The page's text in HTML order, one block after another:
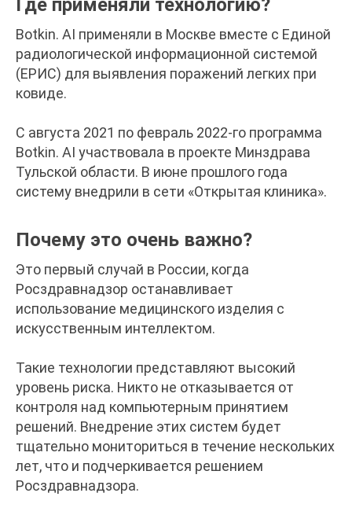
Где применяли технологию?
Botkin. AI применяли в Москве вместе с Единой
радиологической информационной системой
(ЕРИС) для выявления поражений легких при
ковиде.
С августа 2021 по февраль 2022-го программа
Botkin. AI участвовала в проекте Минздрава
Тульской области. В июне прошлого года
систему внедрили в сети «Открытая клиника».
Почему это очень важно?
Это первый случай в России, когда
Росздравнадзор останавливает
использование медицинского изделия с
искусственным интеллектом.
Такие технологии представляют высокий
уровень риска. Никто не отказывается от
контроля над компьютерным принятием
решений. Внедрение этих систем будет
тщательно мониториться в течение нескольких
лет, что и подчеркивается решением
Росздравнадзора.